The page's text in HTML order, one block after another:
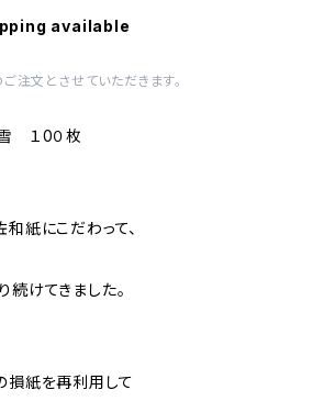
available
注文とさせていただきます。
１0０枚
紙にこだわって、
けてきました。
損紙を再利用して